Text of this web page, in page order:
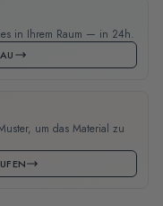
in Ihrem Raum — in 24h.
um das Material zu